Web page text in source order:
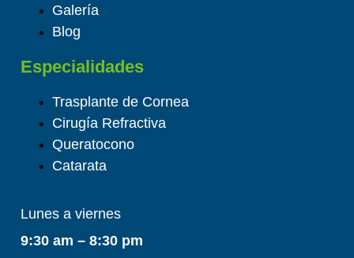
Galería
Blog
Especialidades
Trasplante de Cornea
Cirugía Refractiva
Queratocono
Catarata
Lunes a viernes
9:30 am – 8:30 pm